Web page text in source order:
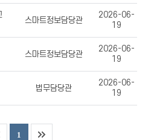
스마트정보담당관
2026-06-
19
스마트정보담당관
2026-06-
19
법무담당관
2026-06-
19
1